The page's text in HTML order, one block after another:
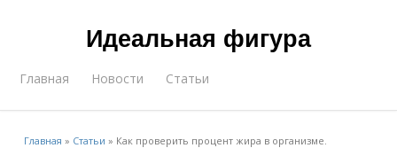
Идеальная фигура
Главная Новости Статьи
Главная » Статьи » Как проверить процент жира в организме.